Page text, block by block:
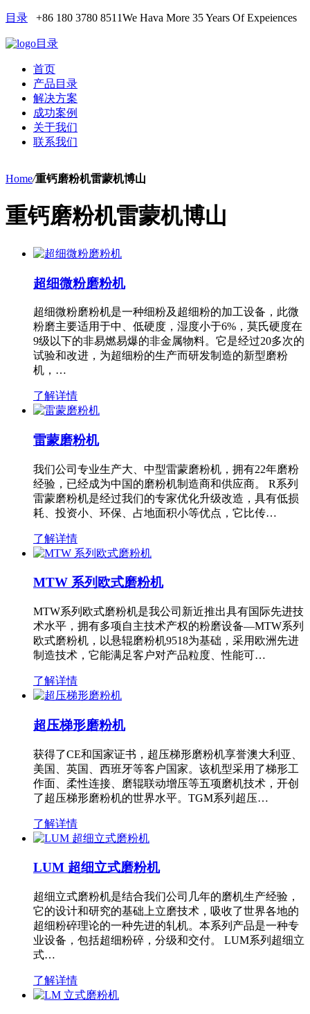
目录 +86 180 3780 8511We Hava More 35 Years Of Expeiences
目录
首页
产品目录
解决方案
成功案例
关于我们
联系我们
Home/重钙磨粉机雷蒙机博山
重钙磨粉机雷蒙机博山
超细微粉磨粉机
超细微粉磨粉机是一种细粉及超细粉的加工设备，此微
粉磨主要适用于中、低硬度，湿度小于6%，莫氏硬度在
9级以下的非易燃易爆的非金属物料。它是经过20多次的
试验和改进，为超细粉的生产而研发制造的新型磨粉
机，…
了解详情
雷蒙磨粉机
我们公司专业生产大、中型雷蒙磨粉机，拥有22年磨粉
经验，已经成为中国的磨粉机制造商和供应商。 R系列
雷蒙磨粉机是经过我们的专家优化升级改造，具有低损
耗、投资小、环保、占地面积小等优点，它比传…
了解详情
MTW 系列欧式磨粉机
MTW系列欧式磨粉机是我公司新近推出具有国际先进技
术水平，拥有多项自主技术产权的粉磨设备—MTW系列
欧式磨粉机，以悬辊磨粉机9518为基础，采用欧洲先进
制造技术，它能满足客户对产品粒度、性能可…
了解详情
超压梯形磨粉机
获得了CE和国家证书，超压梯形磨粉机享誉澳大利亚、
美国、英国、西班牙等客户国家。该机型采用了梯形工
作面、柔性连接、磨辊联动增压等五项磨机技术，开创
了超压梯形磨粉机的世界水平。TGM系列超压…
了解详情
LUM 超细立式磨粉机
超细立式磨粉机是结合我们公司几年的磨机生产经验，
它的设计和研究的基础上立磨技术，吸收了世界各地的
超细粉碎理论的一种先进的轧机。本系列产品是一种专
业设备，包括超细粉碎，分级和交付。 LUM系列超细立
式…
了解详情